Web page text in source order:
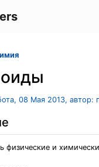
08 Мая 2013, автор:
физические и